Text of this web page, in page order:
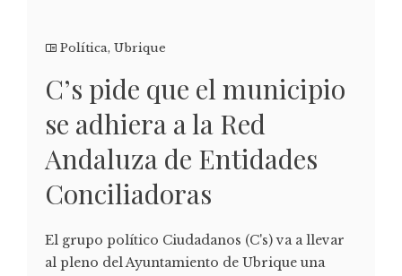
Política, Ubrique
C’s pide que el municipio
se adhiera a la Red
Andaluza de Entidades
Conciliadoras
El grupo político Ciudadanos (C's) va a llevar
al pleno del Ayuntamiento de Ubrique una